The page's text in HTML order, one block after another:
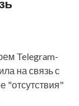
Telegram-
на связь с
"отсутствия"